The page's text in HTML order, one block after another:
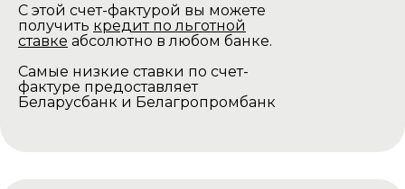
С этой счет-фактурой вы можете
получить кредит по льготной
ставке абсолютно в любом банке.
Самые низкие ставки по счет-
фактуре предоставляет
Беларусбанк и Белагропромбанк